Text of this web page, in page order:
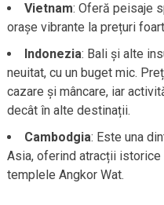
Vietnam: Oferă peisaje
orașe vibrante la prețuri
Indonezia: Bali și alte
neuitat, cu un buget mic.
cazare și mâncare, iar
decât în alte destinații.
Cambodgia: Este una
Asia, oferind atracții
templele Angkor Wat.